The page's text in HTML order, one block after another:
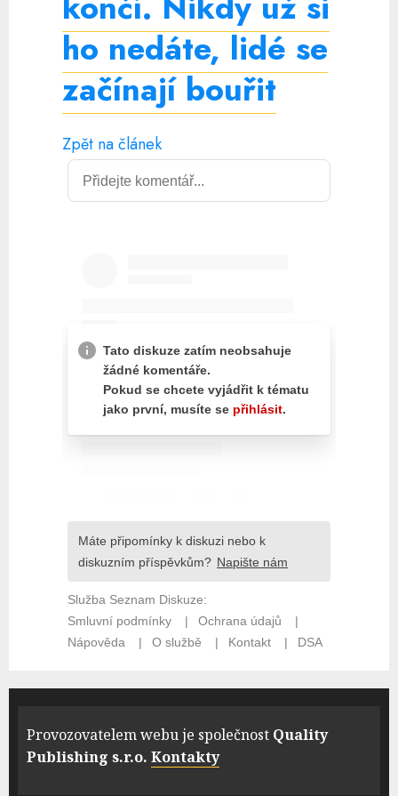
ho nedáte, lidé se
začínají bouřit
Zpět na článek
Provozovatelem webu je společnost Quality
Publishing s.r.o. Kontakty